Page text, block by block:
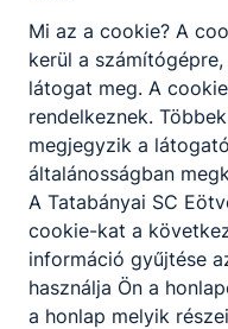
Mi az a cookie? A
kerül a
látogat meg. A
rendelkeznek.
megjegyzik a
általánosságban
A Tatabányai SC
cookie-kat a
információ gyűjtése
használja Ön a
a honlap melyik